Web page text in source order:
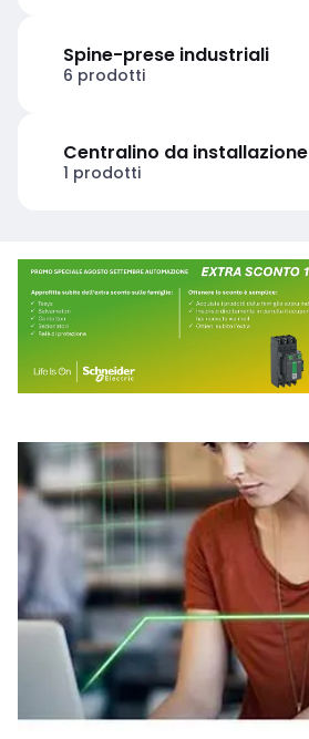
Spine-prese industriali
6 prodotti
Centralino da installazione
1 prodotti